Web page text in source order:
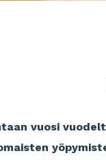
vuosi